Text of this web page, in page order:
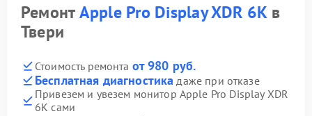
РемонтApple Pro Display XDR 6Kв
Твери
Стоимость ремонта от 980 руб.
Бесплатная диагностика даже при отказе
Привезем и увезем монитор Apple Pro Display XDR
6K сами